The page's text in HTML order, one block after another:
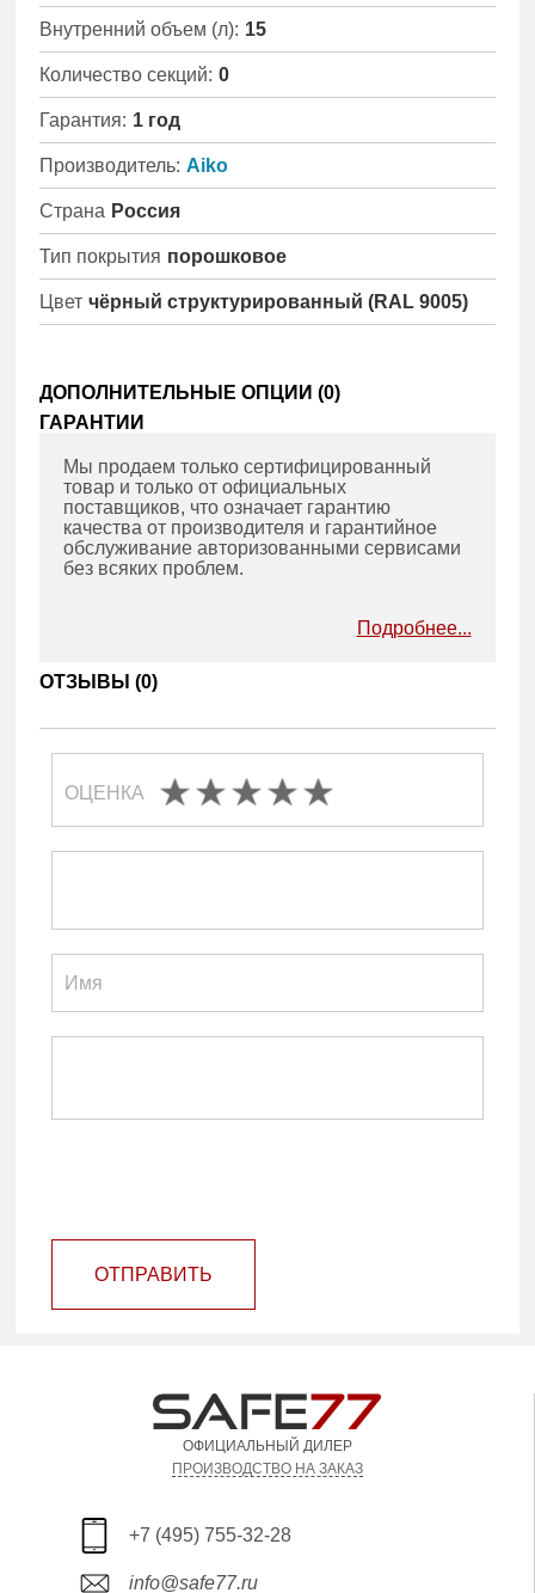
Внутренний объем (л): 15
Количество секций: 0
Гарантия: 1 год
Производитель: Aiko
Страна Россия
Тип покрытия порошковое
Цвет чёрный структурированный (RAL 9005)
ДОПОЛНИТЕЛЬНЫЕ ОПЦИИ (0)
ГАРАНТИИ
Мы продаем только сертифицированный
товар и только от официальных
поставщиков, что означает гарантию
качества от производителя и гарантийное
обслуживание авторизованными сервисами
без всяких проблем.
Подробнее...
ОТЗЫВЫ (0)
ОЦЕНКА
ОТПРАВИТЬ
ОФИЦИАЛЬНЫЙ ДИЛЕР
ПРОИЗВОДСТВО НА ЗАКАЗ
+7 (495) 755-32-28
info@safe77.ru